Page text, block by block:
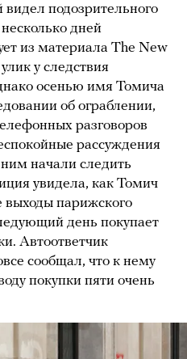
подозрительного
дней
из материала The New
у следствия
осенью имя Томича
об ограблении,
разговоров
рассуждения
начали следить
увидела, как Томич
выходы парижского
день покупает
Автоответчик
сообщал, что к нему
покупки пяти очень